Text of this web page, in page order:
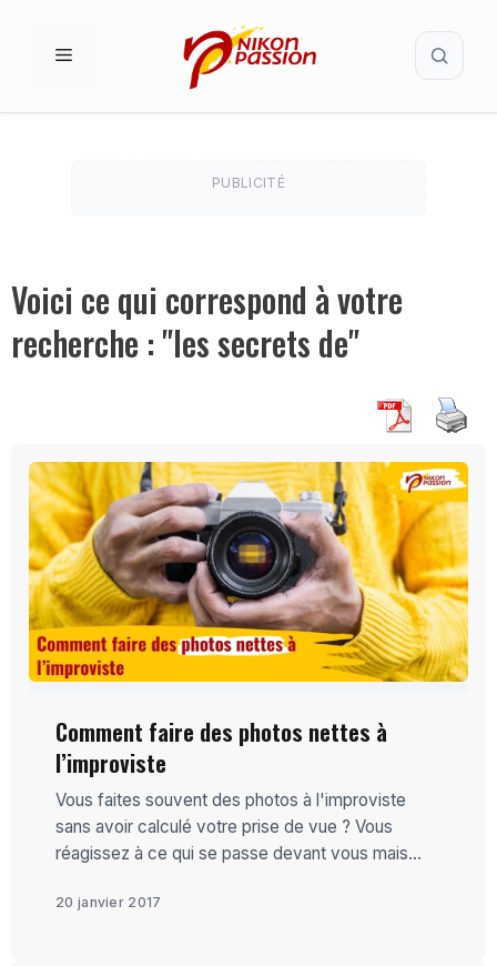
MENU
PUBLICITÉ
Voici ce qui correspond à votre
recherche : "les secrets de"
Comment faire des photos nettes à
l’improviste
Vous faites souvent des photos à l'improviste
sans avoir calculé votre prise de vue ? Vous
réagissez à ce qui se passe devant vous mais...
20 janvier 2017